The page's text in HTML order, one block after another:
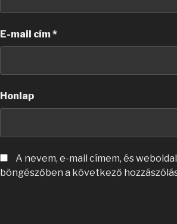
E-mail cím*
Honlap
A nevem, e-mail címem, és
böngészőben a következő